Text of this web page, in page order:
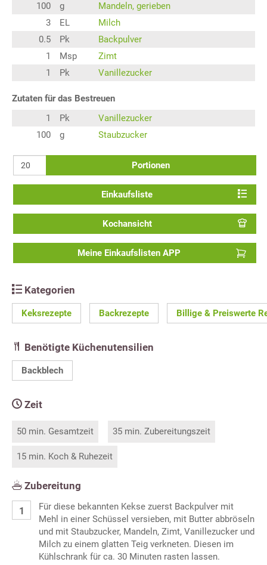
100
g
Mandeln, gerieben
3
EL
Milch
0.5
Pk
Backpulver
1
Msp
Zimt
1
Pk Vanillezucker
Zutaten für das Bestreuen
1
Pk
Vanillezucker
100
g Staubzucker
Portionen
Einkaufsliste
Kochansicht
Meine Einkaufslisten APP
Kategorien
Keksrezepte Backrezepte Billige & Preiswerte
Benötigte Küchenutensilien
Backblech
Zeit
50 min. Gesamtzeit 35 min. Zubereitungszeit
15 min. Koch & Ruhezeit
Zubereitung
Für diese bekannten Kekse zuerst Backpulver mit
Mehl in einer Schüssel versieben, mit Butter abbröseln
und mit Staubzucker, Mandeln, Zimt, Vanillezucker und
Milch zu einem glatten Teig verkneten. Diesen im
Kühlschrank für ca. 30 Minuten rasten lassen.